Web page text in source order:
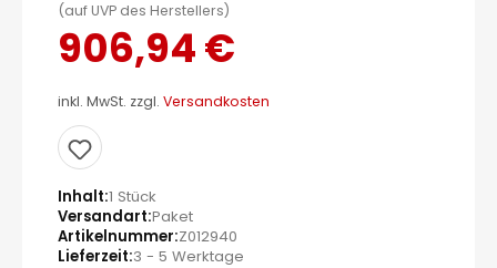
(auf UVP des Herstellers)
906,94 €
inkl. MwSt. zzgl. Versandkosten
Inhalt 1 Stück
Versandart Paket
Artikelnummer Z012940
Lieferzeit 3 - 5 Werktage